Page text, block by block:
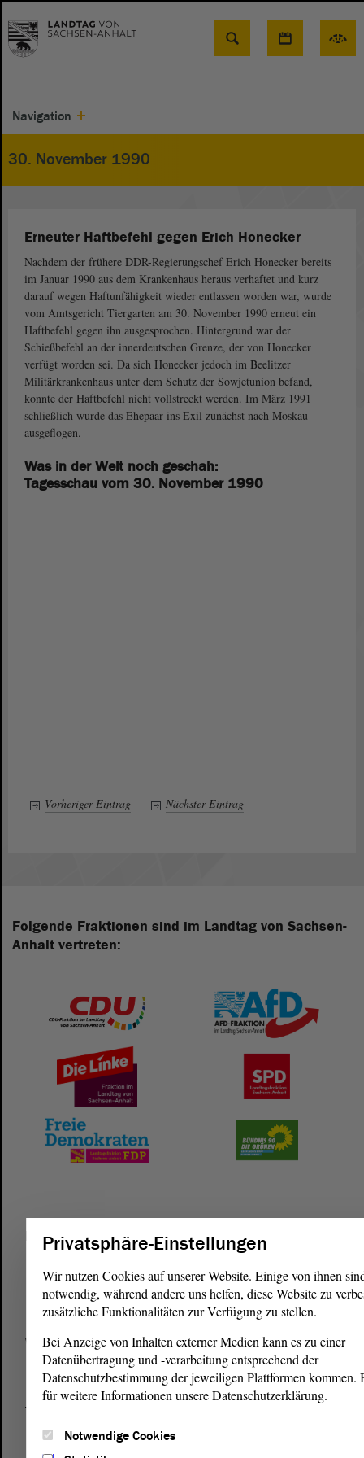
Suche
Navigation
30. November 1990
Erneuter Haftbefehl gegen Erich Honecker
Nachdem der frühere DDR-Regierungschef Erich Honecker bereits
im Januar 1990 aus dem Krankenhaus heraus verhaftet und kurz
darauf wegen Haftunfähigkeit wieder entlassen worden war, wurde
vom Amtsgericht Tiergarten am 30. November 1990 erneut ein
Haftbefehl gegen ihn ausgesprochen. Hintergrund war der
Schießbefehl an der innerdeutschen Grenze, der von Honecker
verfügt worden sei. Da sich Honecker jedoch im Beelitzer
Militärkrankenhaus unter dem Schutz der Sowjetunion befand,
konnte der Haftbefehl nicht vollstreckt werden. Im März 1991
schließlich wurde das Ehepaar ins Exil zunächst nach Moskau
ausgeflogen.
Was in der Welt noch geschah:
Tagesschau vom 30. November 1990
Vorheriger Eintrag – Nächster Eintrag
Folgende Fraktionen sind im Landtag von Sachsen-
Anhalt vertreten:
Postanschrift
Domplatz 6–9
39104 Magdeburg
Wegbeschreibung
Auf Google Maps
Telefon und Fax
Zentrale:
0391 / 560 - 0
Privatsphäre-Einstellungen
Wir nutzen Cookies auf unserer Website. Einige von ihnen
notwendig, während andere uns helfen, diese Website zu
zusätzliche Funktionalitäten zur Verfügung zu stellen.
Bei Anzeige von Inhalten externer Medien kann es zu einer
Datenübertragung und -verarbeitung entsprechend der
Datenschutzbestimmung der jeweiligen Plattformen kommen.
für weitere Informationen unsere Datenschutzerklärung.
Notwendige Cookies